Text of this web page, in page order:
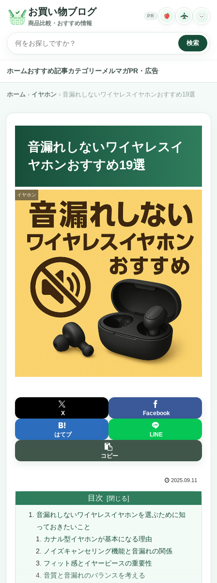
お買い物ブログ
商品比較・おすすめ情報
検索
PR
ホームおすすめ記事カテゴリーメルマガPR・広告
ホーム イヤホン 音漏れしないワイヤレスイヤホンおすすめ19選
音漏れしないワイヤレスイ
ヤホンおすすめ19選
イヤホン
X Facebook
はてブ LINE
コピー
2025.09.11
目次
音漏れしないワイヤレスイヤホンを選ぶために知
っておきたいこと
カナル型イヤホンが基本になる理由
ノイズキャンセリング機能と音漏れの関係
フィット感とイヤーピースの重要性
音質と音漏れのバランスを考える